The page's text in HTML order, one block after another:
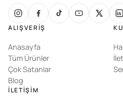
ALIŞVERIŞ
Anasayfa
Tüm Ürünler
Çok Satanlar
Blog
İLETIŞIM